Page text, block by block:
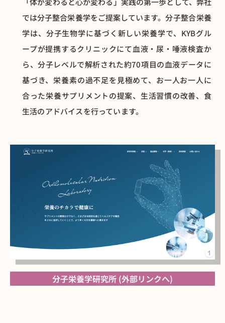
では分子整合栄養学をご提案しています。分子整合栄養
学は、分子生物学に基づく新しい栄養学で、KYBグル
ープが提携するクリニックにて血液・尿・唾液検査か
ら、分子レベルで解析された約70項目の血液データに
基づき、栄養素の過不足を見極めて、お一人お一人に
合った栄養サプリメントの提案、生活習慣の改善、食
生活のアドバイスを行っています。
分子栄養学研究所 (外部リンクへ)